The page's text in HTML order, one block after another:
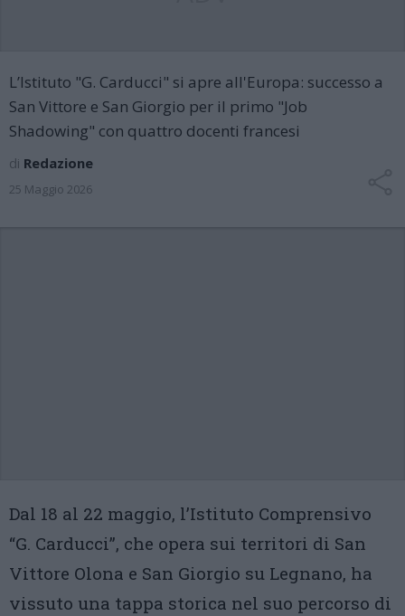
L’Istituto "G. Carducci" si apre all'Europa: successo a
San Vittore e San Giorgio per il primo "Job
Shadowing" con quattro docenti francesi
di Redazione
25 Maggio 2026
Dal 18 al 22 maggio, l’Istituto Comprensivo
“G. Carducci”, che opera sui territori di San
Vittore Olona e San Giorgio su Legnano, ha
vissuto una tappa storica nel suo percorso di